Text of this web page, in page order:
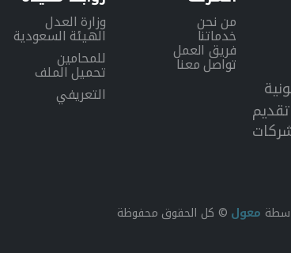
من نحن
خدماتنا
فريق العمل
تواصل معنا
وزارة العدل
الهيئة السعودية
للمحامين
تحميل الملف
التعريفي
معول © كل الحقوق محفوظة